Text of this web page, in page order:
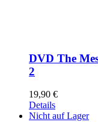
DVD The
2
19,90 €
Details
Nicht auf Lager